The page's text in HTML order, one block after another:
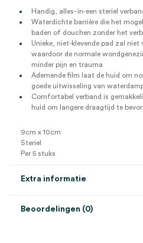
Handig, alles- in-een steriel
Waterdichte barrière die het
baden of douchen zonder het
Unieke, niet-klevende pad zal niet
waardoor de normale
minder pijn en trauma
Ademende film laat de huid om
goede uitwisseling van
Comfortabel verband is
huid om langere draagtijd te
9cm x 10cm
Steriel
Per 5 stuks
Extra informatie
Beoordelingen (0)